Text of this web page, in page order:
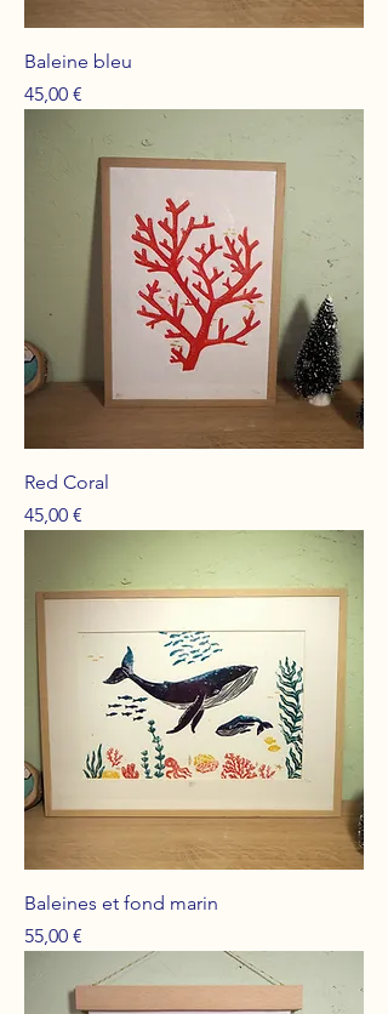
Baleine bleu
Prix
45,00 €
Red Coral
Prix
45,00 €
Baleines et fond marin
Prix
55,00 €